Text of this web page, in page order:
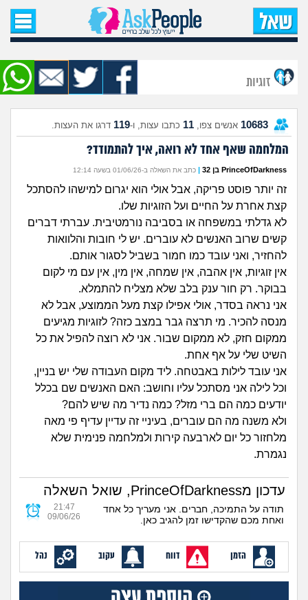
עמוד הבית
שאל שאלה
שאלות חדשות
שאלות שעוררו עניין
עצות חדשות
מה קורה כאן?
מתחם הטיפים
מדורים
זוגיות
היריון ולידה
הורות ומשפחה
מתבגרים
לימודים וסטודנטים
עבודה וקריירה
חברים ואנשים
בית, שכנים ושותפים
חיפוש שאלות
הרשמה | התחברות
זוגיות
10683 אנשים צפו, 11 כתבו עצות, ו-119 דרגו את העצות.
המלחמה שאף אחד לא רואה, איך להתמודד?
PrinceOfDarkness בן 32 | כתב את השאלה ב-01/06/26 בשעה 12:14
זה יותר פוסט פריקה, אבל אולי הוא יגרום למישהו להסתכל
קצת אחרת על החיים ועל הזוגיות שלו.
לא גדלתי במשפחה או בסביבה נורמטיבית. עברתי דברים
קשים שרוב האנשים לא עוברים. יש לי חובות והלוואות
להחזיר, ואני עובד כמו חמור בשביל לסגור אותם.
אין זוגיות, אין אהבה, אין שמחה, אין מין, אין עם מי לקום
בבוקר. רק חור ענק בלב שלא מצליח להתמלא.
אני נראה בסדר, אולי אפילו קצת מעל הממוצע, אבל לא
מנסה להכיר. מי תרצה גבר במצב כזה? לזוגיות מגיעים
ממקום חזק, לא ממקום שבור. אני לא רוצה להפיל את כל
השיט שלי על אף אחת.
אני עובד לילות באבטחה. ליד מקום העבודה שלי יש בניין,
וכל לילה אני מסתכל עליו וחושב: האם האנשים שם בכלל
יודעים כמה הם ברי מזל? כמה נדיר מה שיש להם?
ולא משנה מה הם עוברים, בעיניי זה עדיין עדיף פי מאה
מלחזור כל יום לארבעה קירות ולמלחמה פנימית שלא
נגמרת.
עדכון מPrinceOfDarkness, שואל השאלה
21:47
09/06/26
תודה על התמיכה, חברים. אני מעריך כל אחד
ואחת מכם שהקדישו זמן להגיב כאן.
הזמן דווח עקוב נהל